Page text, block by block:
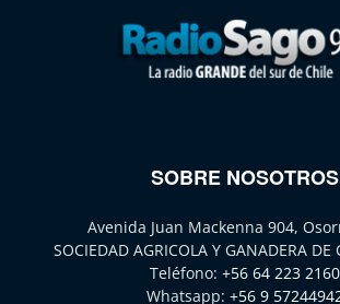
SOBRE NOSOTROS
Avenida Juan Mackenna 904,
SOCIEDAD AGRICOLA Y GANADERA DE
Teléfono: +56 64 223 2160
Whatsapp: +56 9